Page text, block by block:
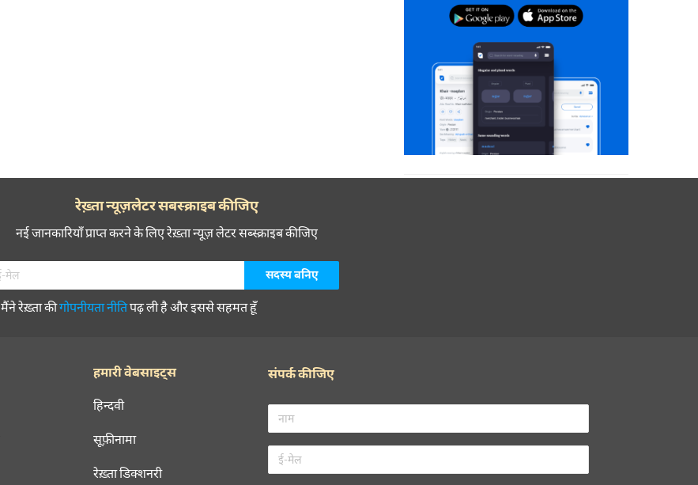
रेख़्ता न्यूज़लेटर सबस्क्राइब कीजिए
नई जानकारियाँ प्राप्त करने के लिए रेख़्ता न्यूज़ लेटर सब्स्क्राइब कीजिए
मैंने रेख़्ता कीगोपनीयता नीतिपढ़ ली है और इससे सहमत हूँ
हमारी वेबसाइट्स
हिन्दवी
सूफ़ीनामा
रेख़्ता डिक्शनरी
संपर्क कीजिए